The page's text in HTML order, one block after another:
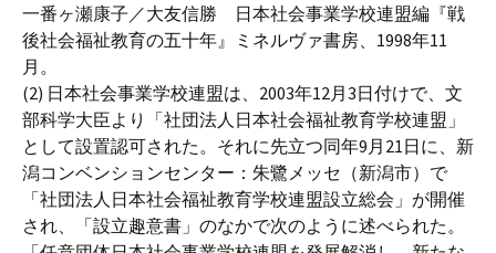
一番ヶ瀬康子／大友信勝 日本社会事業学校連盟編『戦
後社会福祉教育の五十年』ミネルヴァ書房、1998年11
月。
(2) 日本社会事業学校連盟は、2003年12月3日付けで、文
部科学大臣より「社団法人日本社会福祉教育学校連盟」
として設置認可された。それに先立つ同年9月21日に、新
潟コンベンションセンター：朱鷺メッセ（新潟市）で
「社団法人日本社会福祉教育学校連盟設立総会」が開催
され、「設立趣意書」のなかで次のように述べられた。